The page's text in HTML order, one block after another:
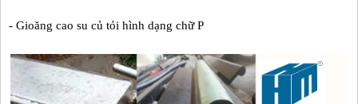
- Gioăng cao su củ tỏi hình dạng chữ P